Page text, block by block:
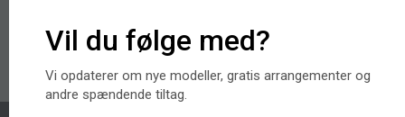
Tilmeld her